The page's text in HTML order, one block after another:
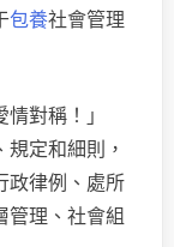
包養社會管理
對稱！」
定和細則，
政律例、處所
管理、社會組